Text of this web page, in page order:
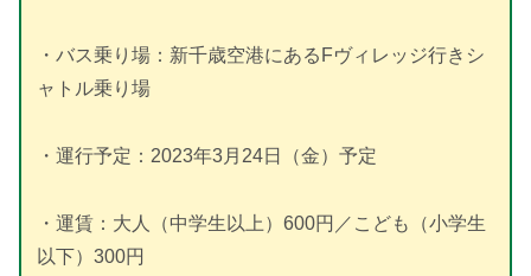
・バス乗り場：新千歳空港にあるFヴィレッジ行きシ
ャトル乗り場
・運行予定：2023年3月24日（金）予定
・運賃：大人（中学生以上）600円／こども（小学生
以下）300円